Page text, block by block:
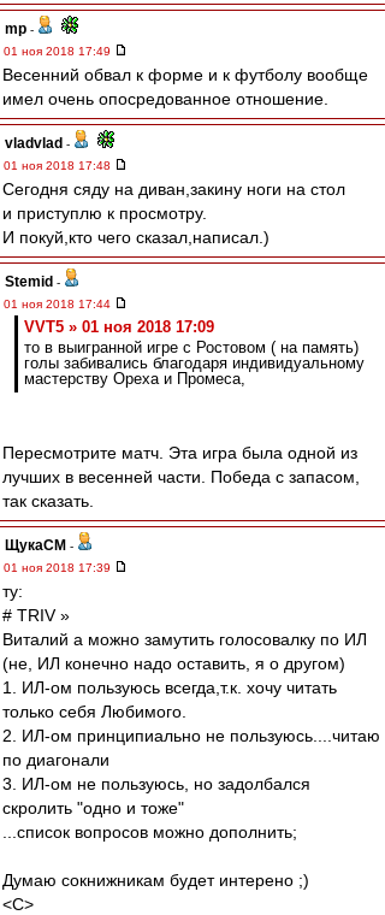
mp -
01 ноя 2018 17:49
Весенний обвал к форме и к футболу вообще
имел очень опосредованное отношение.
vladvlad -
01 ноя 2018 17:48
Сегодня сяду на диван,закину ноги на стол
и приступлю к просмотру.
И покуй,кто чего сказал,написал.)
Stemid -
01 ноя 2018 17:44
VVT5 » 01 ноя 2018 17:09
то в выигранной игре с Ростовом ( на память)
голы забивались благодаря индивидуальному
мастерству Ореха и Промеса,
Пересмотрите матч. Эта игра была одной из
лучших в весенней части. Победа с запасом,
так сказать.
ЩукаСМ -
01 ноя 2018 17:39
ту:
# TRIV »
Виталий а можно замутить голосовалку по ИЛ
(не, ИЛ конечно надо оставить, я о другом)
1. ИЛ-ом пользуюсь всегда,т.к. хочу читать
только себя Любимого.
2. ИЛ-ом принципиально не пользуюсь....читаю
по диагонали
3. ИЛ-ом не пользуюсь, но задолбался
скролить "одно и тоже"
...список вопросов можно дополнить;
Думаю сокнижникам будет интерено ;)
<C>